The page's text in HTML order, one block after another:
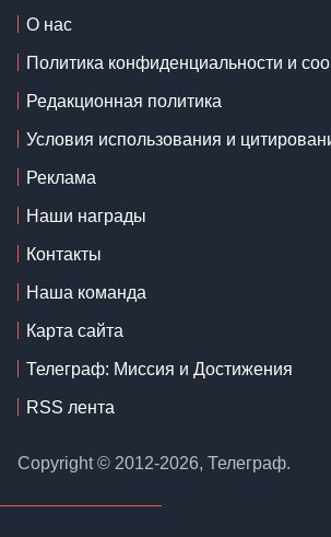
О нас
Политика конфиденциальности и
Редакционная политика
Условия использования и
Реклама
Наши награды
Контакты
Наша команда
Карта сайта
Телеграф: Миссия и Достижения
RSS лента
Copyright © 2012-2026, Телеграф.